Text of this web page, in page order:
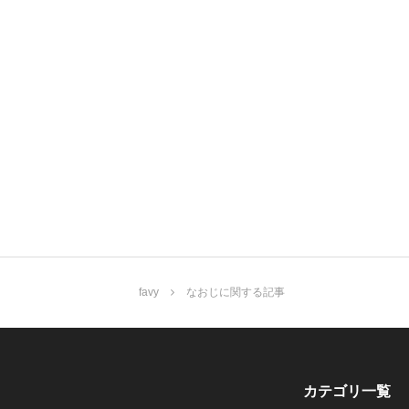
favy なおじに関する記事
カテゴリ一覧